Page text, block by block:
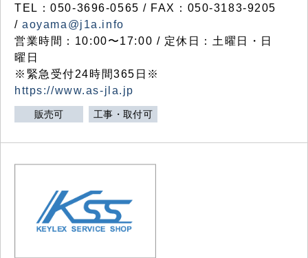
TEL：050-3696-0565 / FAX：050-3183-9205
/aoyama@j1a.info
営業時間：10:00〜17:00 / 定休日：土曜日・日
曜日
※緊急受付24時間365日※
https://www.as-jla.jp
販売可 工事・取付可